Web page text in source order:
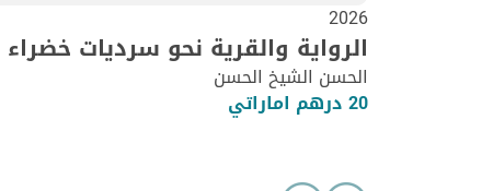
2026
الرواية والقرية نحو سرديات خضراء
الحسن الشيخ الحسن
20 درهم اماراتي